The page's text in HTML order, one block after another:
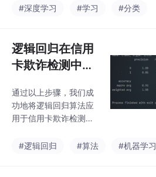
的“战场”。# 模块搭建#
R
率使模型能够在训练的
练速度与收敛效果。除
了StepLR，还有等多种
学习率调整策略，每种
场景。未来，可以进一
步探索不同学习率调整
策略在食物图像分类中
强、网络结构优化等技
#深度学习 #学习 #分类
逻辑回归在信用
卡欺诈检测中的
通过以上步骤，我们成
功地将逻辑回归算法应
用于信用卡欺诈检测任
处理，到模型构建、训
#逻辑回归 #算法 #机器学习